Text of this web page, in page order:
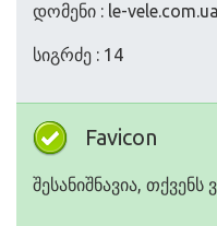
დომენი : le-vele.com.ua
სიგრძე : 14
Favicon
შესანიშნავია, თქვენს